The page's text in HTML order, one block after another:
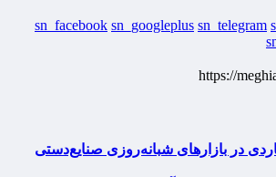
sn_facebook sn_googleplus sn_telegram
https://